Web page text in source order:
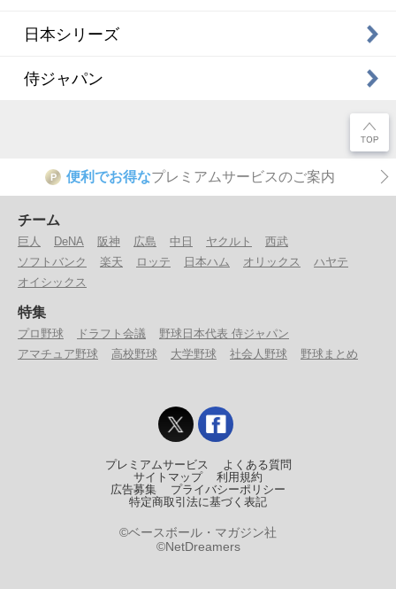
日本シリーズ
侍ジャパン
P 便利でお得なプレミアムサービスのご案内
チーム
巨人 DeNA 阪神 広島 中日 ヤクルト
西武
ソフトバンク
楽天 ロッテ 日本ハム オリックス
ハヤテ
オイシックス
特集
プロ野球 ドラフト会議
野球日本代表 侍ジャパン
アマチュア野球
高校野球 大学野球 社会人野球 野球まとめ
プレミアムサービス
よくある質問
サイトマップ
利用規約
広告募集
プライバシーポリシー
特定商取引法に基づく表記
©ベースボール・マガジン社
©NetDreamers